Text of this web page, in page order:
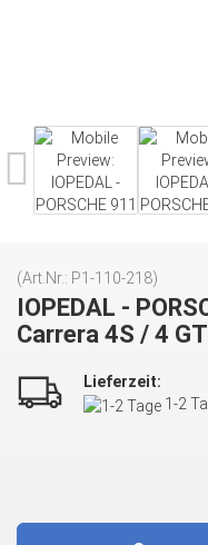
(Art.Nr.: P1-110-218)
IOPEDAL -
Carrera 4S / 4
Lieferzeit:
1-2